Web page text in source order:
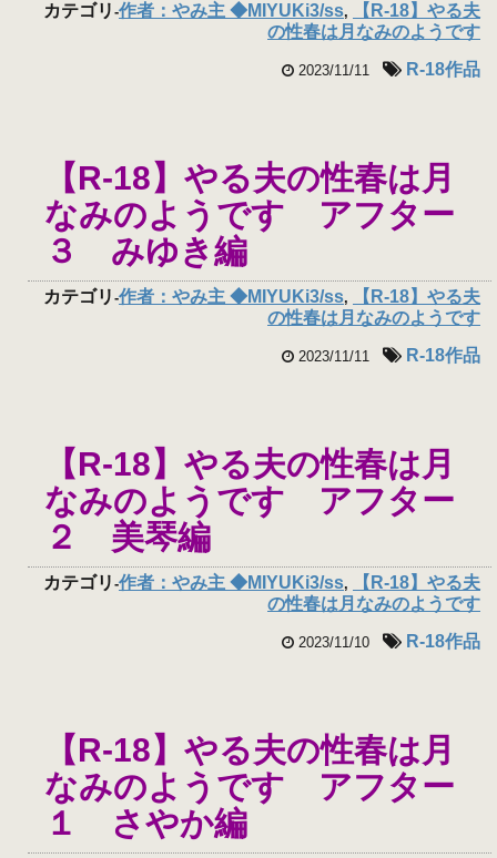
カテゴリ -作者：やみ主 ◆MIYUKi3/ss,
【R-18】やる夫
の性春は月なみのようです
2023/11/11 R-18作品
【R-18】やる夫の性春は月
なみのようです アフター
３ みゆき編
カテゴリ -作者：やみ主 ◆MIYUKi3/ss,
【R-18】やる夫
の性春は月なみのようです
2023/11/11 R-18作品
【R-18】やる夫の性春は月
なみのようです アフター
２ 美琴編
カテゴリ -作者：やみ主 ◆MIYUKi3/ss,
【R-18】やる夫
の性春は月なみのようです
2023/11/10 R-18作品
【R-18】やる夫の性春は月
なみのようです アフター
１ さやか編